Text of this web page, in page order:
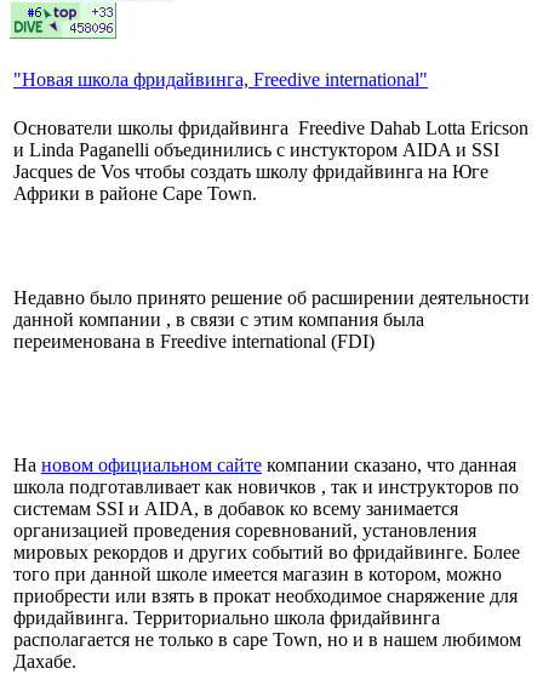
"Новая школа фридайвинга, Freedive international"
Основатели школы фридайвинга Freedive Dahab Lotta Ericson
и Linda Paganelli объединились с инстуктором AIDA и SSI
Jacques de Vos чтобы создать школу фридайвинга на Юге
Африки в районе Cape Town.
Недавно было принято решение об расширении деятельности
данной компании , в связи с этим компания была
переименована в Freedive international (FDI)
На новом официальном сайте компании сказано, что данная
школа подготавливает как новичков , так и инструкторов по
системам SSI и AIDA, в добавок ко всему занимается
организацией проведения соревнований, установления
мировых рекордов и других событий во фридайвинге. Более
того при данной школе имеется магазин в котором, можно
приобрести или взять в прокат необходимое снаряжение для
фридайвинга. Территориально школа фридайвинга
располагается не только в cape Town, но и в нашем любимом
Дахабе.